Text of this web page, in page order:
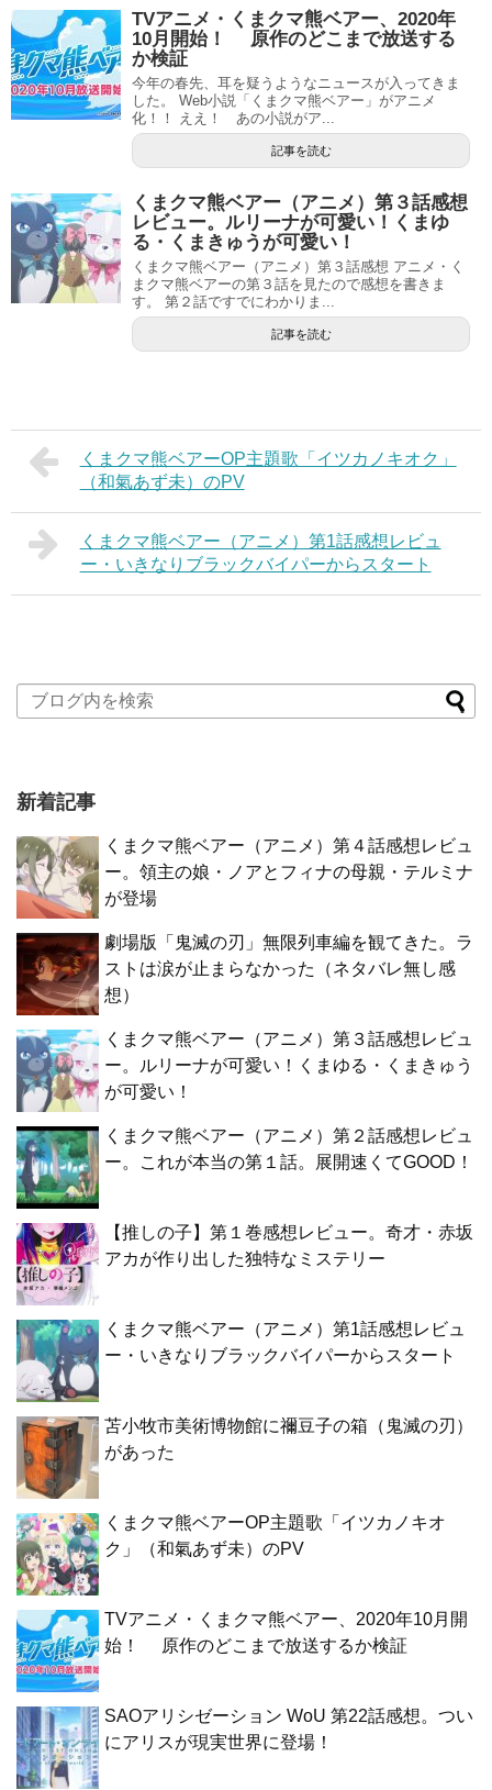
TVアニメ・くまクマ熊ベアー、2020年
10月開始！ 原作のどこまで放送する
か検証
今年の春先、耳を疑うようなニュースが入ってきま
した。 Web小説「くまクマ熊ベアー」がアニメ
化！！ ええ！ あの小説がア...
記事を読む
くまクマ熊ベアー（アニメ）第３話感想
レビュー。ルリーナが可愛い！くまゆ
る・くまきゅうが可愛い！
くまクマ熊ベアー（アニメ）第３話感想 アニメ・く
まクマ熊ベアーの第３話を見たので感想を書きま
す。 第２話ですでにわかりま...
記事を読む
くまクマ熊ベアーOP主題歌「イツカノキオク」
（和氣あず未）のPV
くまクマ熊ベアー（アニメ）第1話感想レビュ
ー・いきなりブラックバイパーからスタート
新着記事
くまクマ熊ベアー（アニメ）第４話感想レビュ
ー。領主の娘・ノアとフィナの母親・テルミナ
が登場
劇場版「鬼滅の刃」無限列車編を観てきた。ラ
ストは涙が止まらなかった（ネタバレ無し感
想）
くまクマ熊ベアー（アニメ）第３話感想レビュ
ー。ルリーナが可愛い！くまゆる・くまきゅう
が可愛い！
くまクマ熊ベアー（アニメ）第２話感想レビュ
ー。これが本当の第１話。展開速くてGOOD！
【推しの子】第１巻感想レビュー。奇才・赤坂
アカが作り出した独特なミステリー
くまクマ熊ベアー（アニメ）第1話感想レビュ
ー・いきなりブラックバイパーからスタート
苫小牧市美術博物館に禰豆子の箱（鬼滅の刃）
があった
くまクマ熊ベアーOP主題歌「イツカノキオ
ク」（和氣あず未）のPV
TVアニメ・くまクマ熊ベアー、2020年10月開
始！ 原作のどこまで放送するか検証
SAOアリシゼーション WoU 第22話感想。つい
にアリスが現実世界に登場！